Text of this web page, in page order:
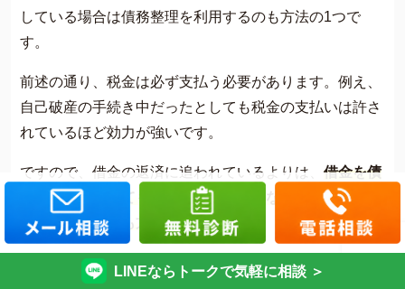
している場合は債務整理を利用するのも方法の1つで
す。
前述の通り、税金は必ず支払う必要があります。例え、
自己破産の手続き中だったとしても税金の支払いは許さ
れているほど効力が強いです。
ですので、借金の返済に追われているよりは、 借金を債
務整理で減額してもらって、逃れられない年金の方を優
先的に支払うのも方法の1つ です。
借金で悩んでいる方はぜひグリーン司法書士法人にご相
LINEならトークで気軽に相談 ＞